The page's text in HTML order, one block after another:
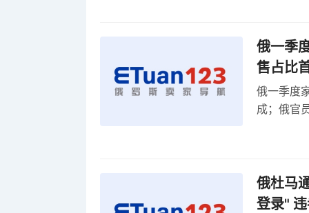
俄一季
售占比
俄一季度
成；俄官
俄杜马
登录"